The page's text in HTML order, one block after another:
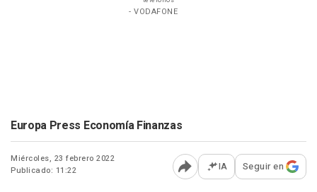
- VODAFONE
Europa Press Economía Finanzas
Miércoles, 23 febrero 2022
Publicado: 11:22
Abrir opciones para
IA Seguir en